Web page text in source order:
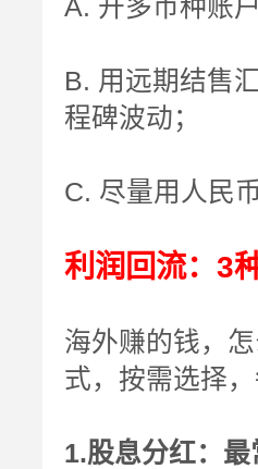
A. 开多币种账
B. 用远期结售
程碑波动；
C. 尽量用人民
利润回流：3
海外赚的钱，
式，按需选择
1.股息分红：